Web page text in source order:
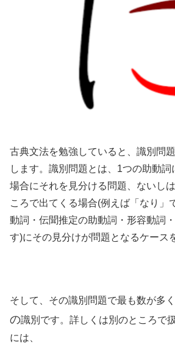
古典文法を勉強していると、識別問
します。識別問題とは、1つの助動詞
場合にそれを見分ける問題、ないし
ころで出てくる場合(例えば「なり」
動詞・伝聞推定の助動詞・形容動詞
す)にその見分けが問題となるケース
そして、その識別問題で最も数が多
の識別です。詳しくは別のところで
には、